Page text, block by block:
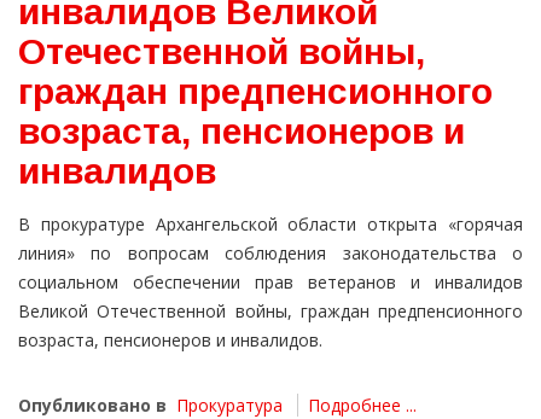
инвалидов Великой
Отечественной войны,
граждан предпенсионного
возраста, пенсионеров и
инвалидов
В прокуратуре Архангельской области открыта «горячая
линия» по вопросам соблюдения законодательства о
социальном обеспечении прав ветеранов и инвалидов
Великой Отечественной войны, граждан предпенсионного
возраста, пенсионеров и инвалидов.
Опубликовано в Прокуратура Подробнее ...